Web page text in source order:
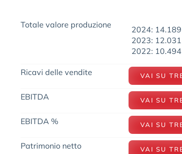
Totale valore produzione
2024: 14.189
2023: 12.031
2022: 10.494
Ricavi delle vendite VAI SU
EBITDA VAI SU
EBITDA % VAI SU
Patrimonio netto VAI SU